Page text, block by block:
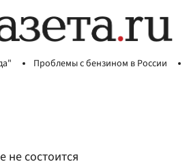
Проблемы с бензином в России
не состоится